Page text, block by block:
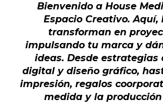
Bienvenido a House
Espacio Creativo. Aquí,
transforman en
impulsando tu marca y
ideas. Desde
digital y diseño gráfico,
impresión, regalos
medida y la